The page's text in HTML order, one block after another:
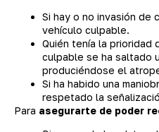
Si hay o no invasión de
vehículo culpable.
Quién tenía la prioridad
culpable se ha saltado
produciéndose el
Si ha habido una
respetado la
Para asegurarte de poder